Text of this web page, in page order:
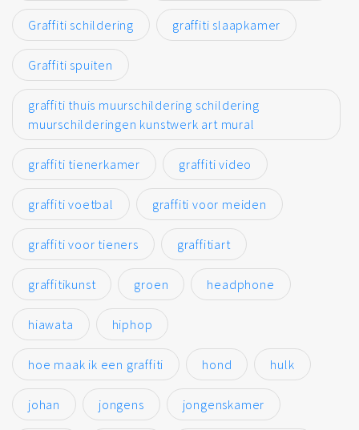
Graffiti schildering graffiti slaapkamer
Graffiti spuiten
graffiti thuis muurschildering schildering
muurschilderingen kunstwerk art mural
graffiti tienerkamer graffiti video
graffiti voetbal graffiti voor meiden
graffiti voor tieners graffitiart
graffitikunst groen headphone
hiawata hiphop
hoe maak ik een graffiti hond hulk
johan jongens jongenskamer